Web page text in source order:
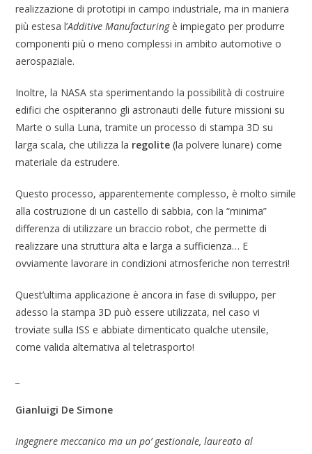
realizzazione di prototipi in campo industriale, ma in maniera
più estesa l’Additive Manufacturingè impiegato per produrre
componenti più o meno complessi in ambito automotive o
aerospaziale.
Inoltre, la NASA sta sperimentando la possibilità di costruire
edifici che ospiteranno gli astronauti delle future missioni su
Marte o sulla Luna, tramite un processo di stampa 3D su
larga scala, che utilizza la regolite (la polvere lunare) come
materiale da estrudere.
Questo processo, apparentemente complesso, è molto simile
alla costruzione di un castello di sabbia, con la “minima”
differenza di utilizzare un braccio robot, che permette di
realizzare una struttura alta e larga a sufficienza… E
ovviamente lavorare in condizioni atmosferiche non terrestri!
Quest’ultima applicazione è ancora in fase di sviluppo, per
adesso la stampa 3D può essere utilizzata, nel caso vi
troviate sulla ISS e abbiate dimenticato qualche utensile,
come valida alternativa al teletrasporto!
Gianluigi De Simone
Ingegnere meccanico ma un po’ gestionale, laureato al